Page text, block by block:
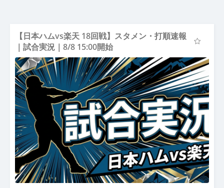
【日本ハムvs楽天 18回戦】スタメン・打順速報
｜試合実況｜8/8 15:00開始